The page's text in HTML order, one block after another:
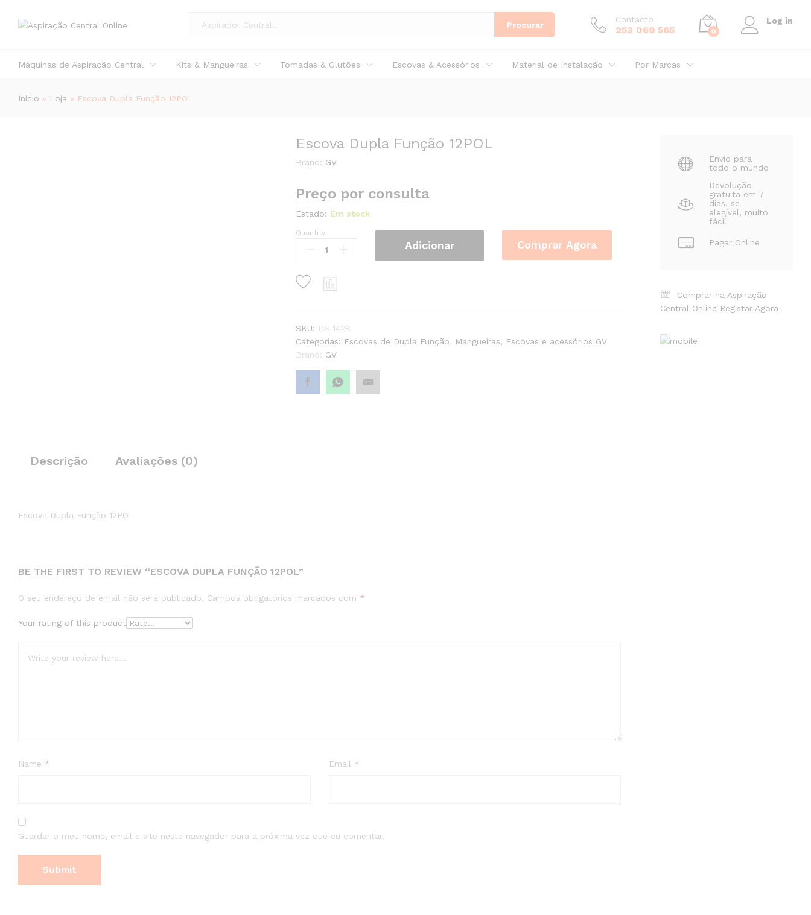
Procurar
Contacto
253 069 565 0
Log in
Máquinas de Aspiração Central Kits & Mangueiras Tomadas & Glutões Escovas & Acessórios Material de Instalação Por Marcas
Início » Loja » Escova Dupla Função 12POL
Escova Dupla Função 12POL
Brand: GV
Preço por consulta
Estado: Em stock
Escova
Dupla
12POL
quantity1
Quantity:
Adicionar Comprar Agora
SKU: DS 1428
Categorias: Escovas de Dupla Função
Mangueiras, Escovas e acessórios GV
Brand: GV
Descrição Avaliações (0)
Escova Dupla Função 12POL
BE THE FIRST TO REVIEW “ESCOVA DUPLA FUNÇÃO 12POL”
O seu endereço de email não será publicado. Campos obrigatórios marcados com *
Your rating of this product
Name * Email *
Guardar o meu nome, email e site neste navegador para a próxima vez que eu comentar.
Envio para
todo o mundo
Devolução
gratuita em 7
dias, se
elegível, muito
fácil
Pagar Online
Comprar na Aspiração
Central Online Registar Agora
Descrição Avaliações (0)